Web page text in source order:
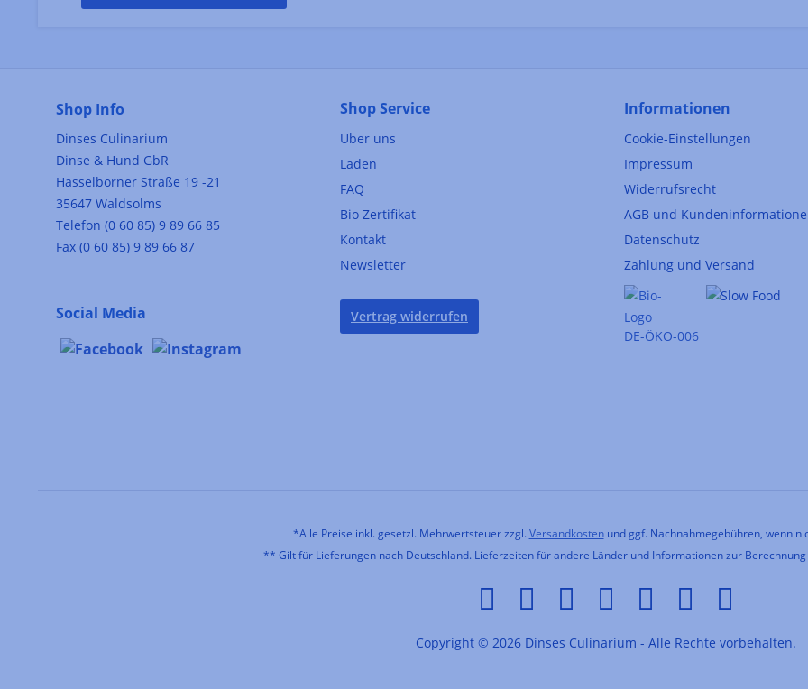
Shop Info
Dinses Culinarium
Dinse & Hund GbR
Hasselborner Straße 19 -21
35647 Waldsolms
Telefon (0 60 85) 9 89 66 85
Fax (0 60 85) 9 89 66 87
Social Media
Shop Service
Über uns
Laden
FAQ
Bio Zertifikat
Kontakt
Newsletter
Vertrag widerrufen
Informationen
Cookie-Einstellungen
Impressum
Widerrufsrecht
AGB und
Datenschutz
Zahlung und Versand
DE-ÖKO-006
*Alle Preise inkl. gesetzl. Mehrwertsteuer zzgl. Versandkostenund ggf. Nachnahmegebühren, wenn
** Gilt für Lieferungen nach Deutschland. Lieferzeiten für andere Länder und Informationen zur
Copyright © 2026 Dinses Culinarium - Alle Rechte vorbehalten.